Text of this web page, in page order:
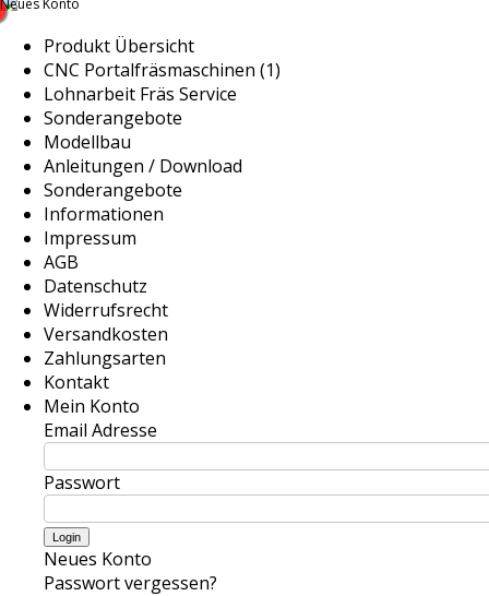
Neues Konto
Produkt Übersicht
CNC Portalfräsmaschinen (1)
Lohnarbeit Fräs Service
Sonderangebote
Modellbau
Anleitungen / Download
Sonderangebote
Informationen
Impressum
AGB
Datenschutz
Widerrufsrecht
Versandkosten
Zahlungsarten
Kontakt
Mein Konto
Email Adresse
Passwort
Neues Konto
Passwort vergessen?